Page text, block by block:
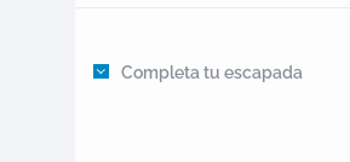
Completa tu escapada